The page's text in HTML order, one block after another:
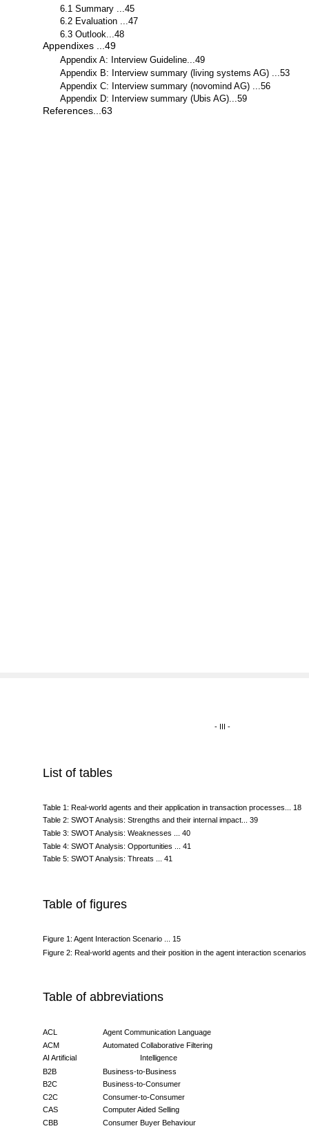
Conclusion...45
6.1 Summary ...45
6.2 Evaluation ...47
6.3 Outlook...48
Appendixes ...49
Appendix A: Interview Guideline...49
Appendix B: Interview summary (living systems AG) ...53
Appendix C: Interview summary (novomind AG) ...56
Appendix D: Interview summary (Ubis AG)...59
Table 1: Real-world agents and their application in transaction processes... 18
Table 2: SWOT Analysis: Strengths and their internal impact... 39
Table 3: SWOT Analysis: Weaknesses ... 40
Table 4: SWOT Analysis: Opportunities ... 41
Figure 1: Agent Interaction Scenario ... 15
ACL
Agent Communication Language
ACM
Automated Collaborative Filtering
AI Artificial
Intelligence
B2B
Business-to-Business
B2C
Business-to-Consumer
C2C
Consumer-to-Consumer
CAS
Computer Aided Selling